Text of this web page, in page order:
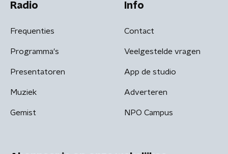
Radio
Frequenties
Programma's
Presentatoren
Muziek
Gemist
Info
Contact
Veelgestelde vragen
App de studio
Adverteren
NPO Campus